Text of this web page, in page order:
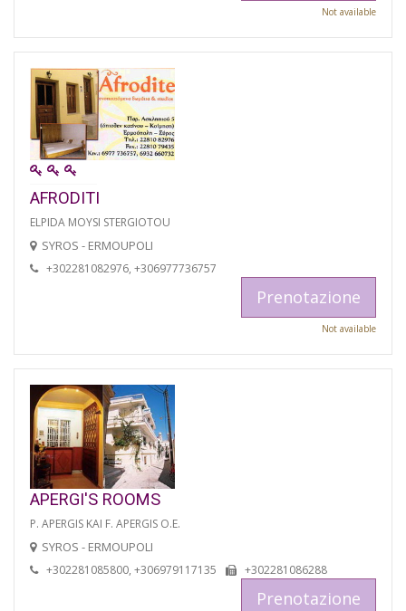
Not available
AFRODITI
ELPIDA MOYSI STERGIOTOU
SYROS - ERMOUPOLI
+302281082976, +306977736757
Prenotazione
Not available
APERGI'S ROOMS
P. APERGIS KAI F. APERGIS O.E.
SYROS - ERMOUPOLI
+302281085800, +306979117135 +302281086288
Prenotazione